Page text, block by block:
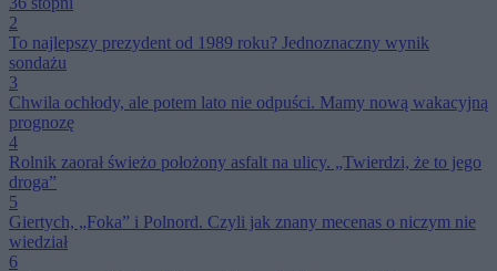
2
To najlepszy prezydent od 1989 roku? Jednoznaczny wynik
sondażu
3
Chwila ochłody, ale potem lato nie odpuści. Mamy nową wakacyjną
prognozę
4
Rolnik zaorał świeżo położony asfalt na ulicy. „Twierdzi, że to jego
droga”
5
Giertych, „Foka” i Polnord. Czyli jak znany mecenas o niczym nie
wiedział
6